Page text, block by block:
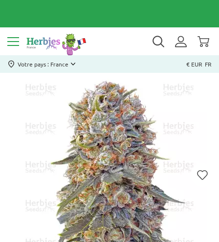
Votre pays : France € EUR FR